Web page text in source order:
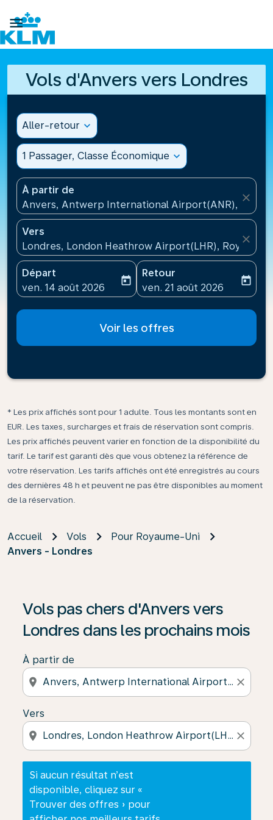

Vols d'Anvers vers Londres
Aller-retour expand_more
1 Passager, Classe Économique expand_more
À partir de
Anvers, Antwerp International Airport(ANR),
close
Vers
Londres, London Heathrow Airport(LHR), Royaume-
close
Départ
fc-booking-departure-date-aria-label
ven. 14 août 2026
today
Retour
fc-booking-return-date-
ven. 21 août 2026
today
Voir les offres
* Les prix affichés sont pour 1 adulte. Tous les montants sont en
EUR. Les taxes, surcharges et frais de réservation sont compris.
Les prix affichés peuvent varier en fonction de la disponibilité du
tarif. Le tarif est garanti dès que vous obtenez la référence de
votre réservation. Les tarifs affichés ont été enregistrés au cours
des dernières 48 h et peuvent ne pas être disponibles au moment
de la réservation.
Accueil Vols
Pour Royaume-Uni
Anvers - Londres
Vols pas chers d'Anvers vers
Londres dans les prochains mois
À partir de
location_on close
Vers
location_on close
Si aucun résultat n’est
disponible, cliquez sur «
Trouver des offres » pour
Si aucun résultat n’est disponible, cliquez sur «